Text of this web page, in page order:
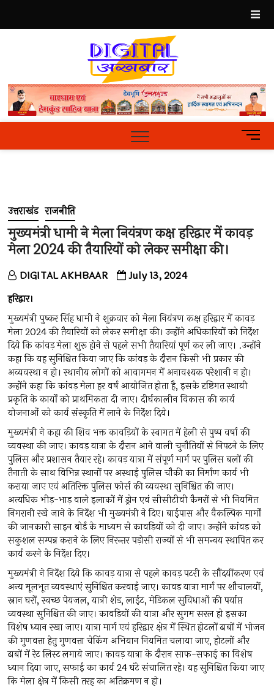
content
Hindi
News
PortalM
e
t
o
उत्तराखंड राजनीति
मुख्यमंत्री धामी ने मेला नियंत्रण कक्ष हरिद्वार में कावड़
मेला 2024 की तैयारियों को लेकर समीक्षा की।
DIGITAL AKHBAAR July 13, 2024
हरिद्वार।
मुख्यमंत्री पुष्कर सिंह धामी ने शुक्रवार को मेला नियंत्रण कक्ष हरिद्वार में कावड़
मेला 2024 की तैयारियों को लेकर समीक्षा की। उन्होंने अधिकारियों को निर्देश
दिये कि कांवड़ मेला शुरू होने से पहले सभी तैयारियां पूर्ण कर ली जाए। .उन्होंने
कहा कि यह सुनिश्चित किया जाए कि कांवड़ के दौरान किसी भी प्रकार की
अव्यवस्था न हो। स्थानीय लोगों को आवागमन में अनावश्यक परेशानी न हो।
उन्होंने कहा कि कांवड़ मेला हर वर्ष आयोजित होता है, इसके दृष्टिगत स्थायी
प्रकृति के कार्यों को प्राथमिकता दी जाए। दीर्घकालीन विकास की कार्य
योजनाओं को कार्य संस्कृति में लाने के निर्देश दिये।
मुख्यमंत्री ने कहा की शिव भक्त कावड़ियों के स्वागत में हेली से पुष्प वर्षा की
व्यवस्था की जाए। कावड़ यात्रा के दौरान आने वाली चुनौतियों से निपटने के लिए
पुलिस और प्रशासन तैयार रहे। कावड़ यात्रा में संपूर्ण मार्ग पर पुलिस बलों की
तैनाती के साथ विभिन्न स्थानों पर अस्थाई पुलिस चौकी का निर्माण कार्य भी
कराया जाए एवं अतिरिक्त पुलिस फोर्स की व्यवस्था सुनिश्चित की जाए।
अत्यधिक भीड़-भाड़ वाले इलाकों में ड्रोन एवं सीसीटीवी कैमरों से भी नियमित
निगरानी रखे जाने के निर्देश भी मुख्यमंत्री ने दिए। बाईपास और वैकल्पिक मार्गों
की जानकारी साइन बोर्ड के माध्यम से कावड़ियों को दी जाए। उन्होंने कांवड़ को
सकुशल सम्पन्न कराने के लिए निरन्तर पड़ोसी राज्यों से भी समन्वय स्थापित कर
कार्य करने के निर्देश दिए।
मुख्यमंत्री ने निर्देश दिये कि कावड़ यात्रा से पहले कावड़ पटरी के सौंदर्यीकरण एवं
अन्य मूलभूत व्यवस्थाएं सुनिश्चित करवाई जाए। कावड़ यात्रा मार्ग पर शौचालयों,
स्नान घरों, स्वच्छ पेयजल, यात्री शेड, लाईट, मेडिकल सुविधाओं की पर्याप्त
व्यवस्था सुनिश्चित की जाए। कावड़ियों की यात्रा और सुगम सरल हो इसका
विशेष ध्यान रखा जाए। यात्रा मार्ग एवं हरिद्वार क्षेत्र में स्थित होटलों ढाबों में भोजन
की गुणवत्ता हेतु गुणवत्ता चेकिंग अभियान नियमित चलाया जाए, होटलों और
ढाबों में रेट लिस्ट लगाये जाए। कावड़ यात्रा के दौरान साफ-सफाई का विशेष
ध्यान दिया जाए, सफाई का कार्य 24 घंटे संचालित रहे। यह सुनिश्चित किया जाए
कि मेला क्षेत्र में किसी तरह का अतिक्रमण न हो।